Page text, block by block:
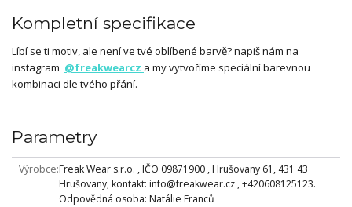
Kompletní specifikace
Líbí se ti motiv, ale není ve tvé oblíbené barvě? napiš nám na
instagram @freakwearcz a my vytvoříme speciální barevnou
kombinaci dle tvého přání.
Parametry
Výrobce Freak Wear s.r.o. , IČO 09871900 , Hrušovany 61, 431 43
Hrušovany, kontakt: info@freakwear.cz , +420608125123.
Odpovědná osoba: Natálie Franců